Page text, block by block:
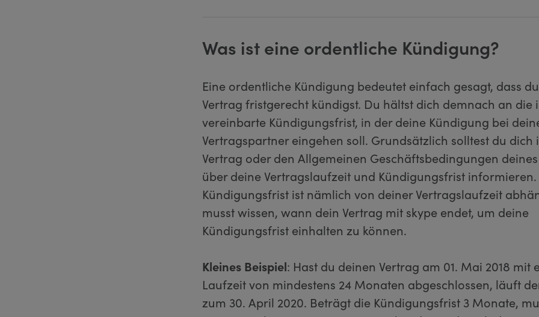
Was ist eine ordentliche Kündigung?
Eine ordentliche Kündigung bedeutet einfach gesagt, dass
Vertrag fristgerecht kündigst. Du hältst dich demnach an die
vereinbarte Kündigungsfrist, in der deine Kündigung bei
Vertragspartner eingehen soll. Grundsätzlich solltest du dich
Vertrag oder den Allgemeinen Geschäftsbedingungen
über deine Vertragslaufzeit und Kündigungsfrist
Kündigungsfrist ist nämlich von deiner Vertragslaufzeit
musst wissen, wann dein Vertrag mit skype endet, um deine
Kündigungsfrist einhalten zu können.
Kleines Beispiel: Hast du deinen Vertrag am 01. Mai 2018 mit
Laufzeit von mindestens 24 Monaten abgeschlossen, läuft
zum 30. April 2020. Beträgt die Kündigungsfrist 3 Monate,